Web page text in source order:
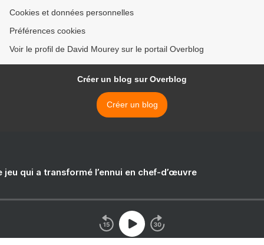
Cookies et données personnelles
Préférences cookies
Voir le profil de David Mourey sur le portail Overblog
Créer un blog sur Overblog
Créer un blog
jeu qui a transformé l’ennui en chef-d’œuvre